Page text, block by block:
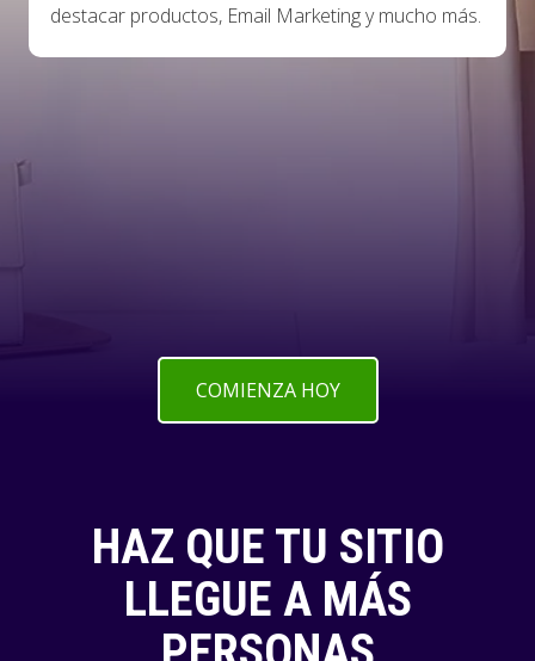
destacar productos, Email Marketing y mucho más.
COMIENZA HOY
HAZ QUE TU SITIO
LLEGUE A MÁS